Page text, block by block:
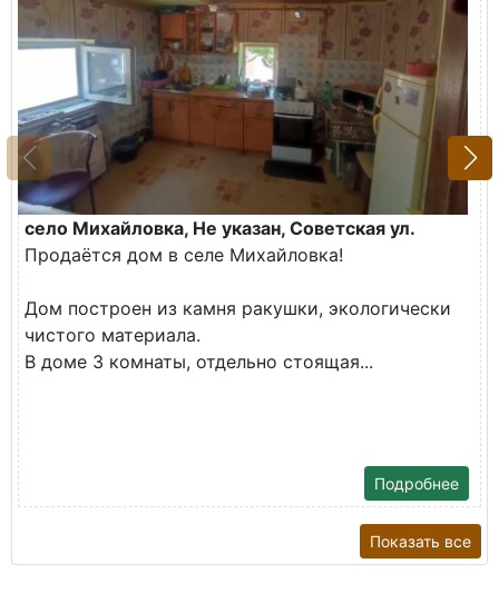
село Михайловка, Не указан, Советская ул.
Продаётся дом в селе Михайловка!
Дом построен из камня ракушки, экологически
чистого материала.
В доме 3 комнаты, отдельно стоящая...
Подробнее
Показать все